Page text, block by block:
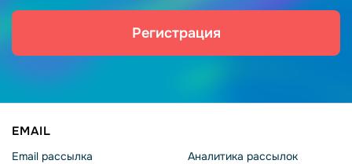
Регистрация
EMAIL
Email рассылка
Аналитика рассылок